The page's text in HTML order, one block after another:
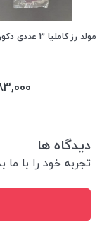
مولد رز کاملیا 3 عددی دکورا
دیدگاه ها
تجربه خود را با ما